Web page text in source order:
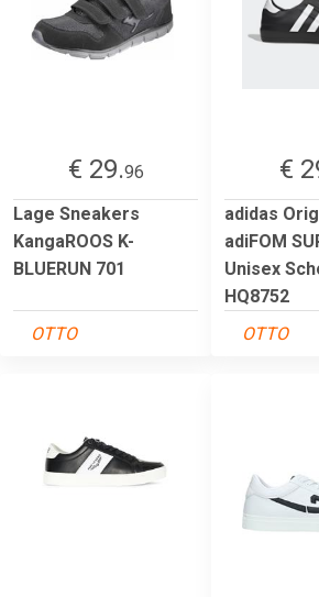
€ 29.96
Lage Sneakers
KangaROOS K-
BLUERUN 701
OTTO
€
adidas
adiFOM
Unisex
HQ8752
OTTO